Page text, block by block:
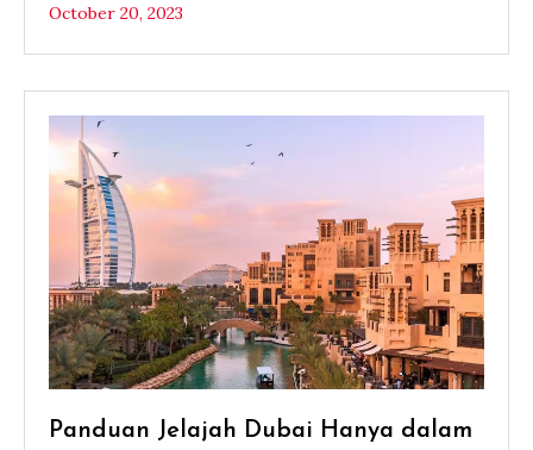
October 20, 2023
Panduan Jelajah Dubai Hanya dalam